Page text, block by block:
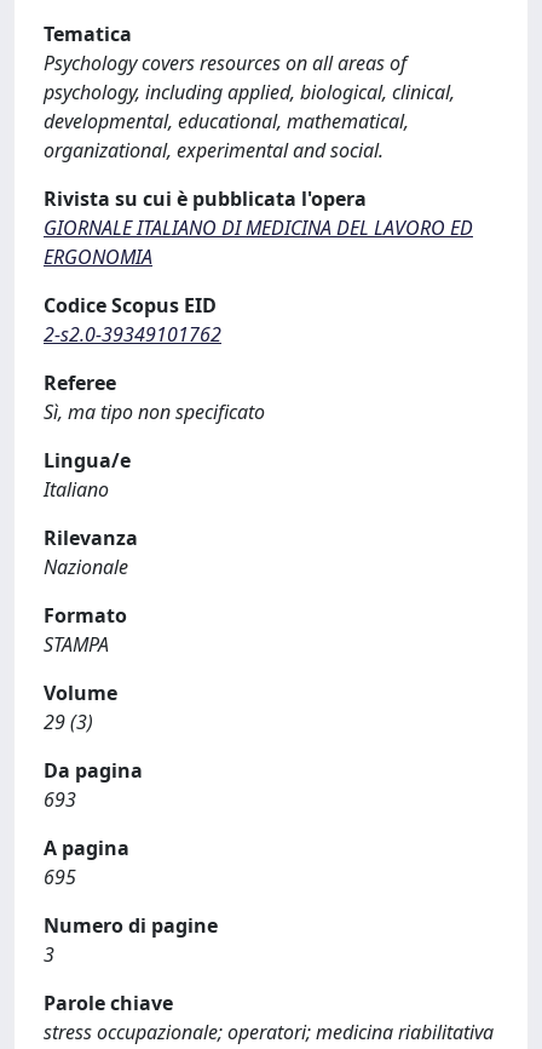
Tematica
Psychology covers resources on all areas of
psychology, including applied, biological, clinical,
developmental, educational, mathematical,
organizational, experimental and social.
Rivista su cui è pubblicata l'opera
GIORNALE ITALIANO DI MEDICINA DEL LAVORO ED
ERGONOMIA
Codice Scopus EID
2-s2.0-39349101762
Referee
Sì, ma tipo non specificato
Lingua/e
Italiano
Rilevanza
Nazionale
Formato
STAMPA
Volume
29 (3)
Da pagina
693
A pagina
695
Numero di pagine
3
Parole chiave
stress occupazionale; operatori; medicina riabilitativa